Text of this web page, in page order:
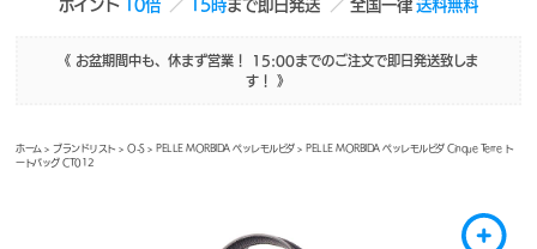
《 お盆期間中も、休まず営業！ 15:00までのご注文で即日発送致しま
す！ 》
ホーム >ブランドリスト >O-S> PELLE MORBIDA ペッレモルビダ> PELLE MORBIDA ペッレモルビダ Cinque Terre ト
ートバッグ CT012